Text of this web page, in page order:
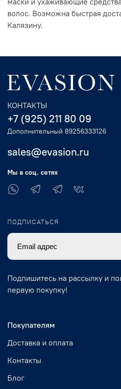
волос. Возможна быстрая
Калязину.
Покупателям
Доставка и оплата
Контакты
Блог
КОНТАКТЫ
+7 (925) 211 80 09
Дополнительный 89256333126
sales@evasion.ru
Мы в соц. сетях
ПОДПИСАТЬСЯ
Подпишитесь на рассылку и
первую покупку!